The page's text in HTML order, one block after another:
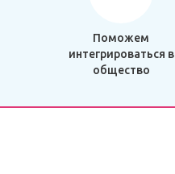
Поможем
интегрироваться в
общество